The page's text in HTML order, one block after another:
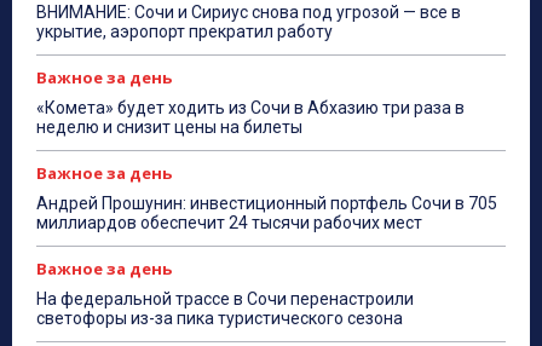
ВНИМАНИЕ: Сочи и Сириус снова под угрозой — все в
укрытие, аэропорт прекратил работу
Важное за день
«Комета» будет ходить из Сочи в Абхазию три раза в
неделю и снизит цены на билеты
Важное за день
Андрей Прошунин: инвестиционный портфель Сочи в 705
миллиардов обеспечит 24 тысячи рабочих мест
Важное за день
На федеральной трассе в Сочи перенастроили
светофоры из-за пика туристического сезона